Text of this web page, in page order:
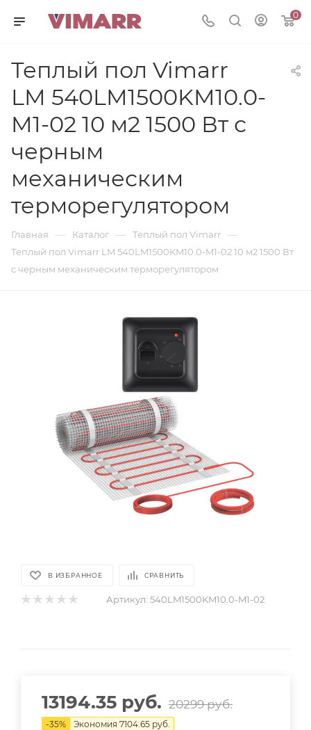
0
Теплый пол Vimarr
LM 540LM1500KM10.0-
M1-02 10 м2 1500 Вт с
черным
механическим
терморегулятором
Главная — Каталог — Теплый пол Vimarr —
Теплый пол Vimarr LM 540LM1500KM10.0-M1-02 10 м2 1500 Вт
с черным механическим терморегулятором
В ИЗБРАННОЕ СРАВНИТЬ
Артикул: 540LM1500KM10.0-M1-02
13194.35 руб. 20299руб.
-35% Экономия 7104.65 руб.